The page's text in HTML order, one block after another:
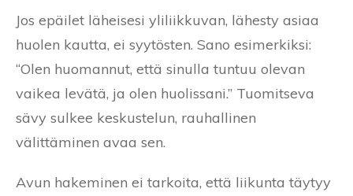
Jos epäilet läheisesi yliliikkuvan, lähesty asiaa
huolen kautta, ei syytösten. Sano esimerkiksi:
“Olen huomannut, että sinulla tuntuu olevan
vaikea levätä, ja olen huolissani.” Tuomitseva
sävy sulkee keskustelun, rauhallinen
välittäminen avaa sen.
Avun hakeminen ei tarkoita, että liikunta täytyy